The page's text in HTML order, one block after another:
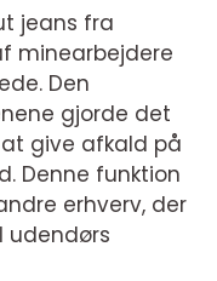
jeans fra
minearbejdere
Den
gjorde det
give afkald på
Denne funktion
erhverv, der
udendørs